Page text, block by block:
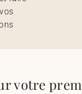
votre